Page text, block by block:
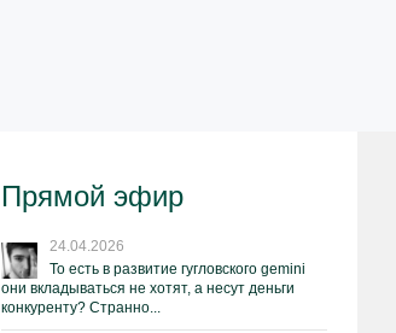
Прямой эфир
24.04.2026
То есть в развитие гугловского gemini
они вкладываться не хотят, а несут деньги
конкуренту? Странно...